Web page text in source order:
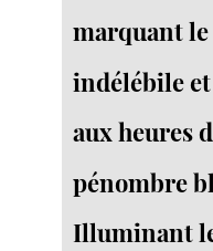
marquant le
indélébile et
aux heures
pénombre
Illuminant